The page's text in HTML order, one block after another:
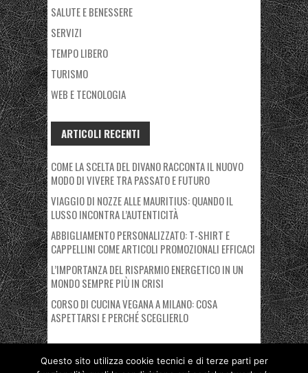
SALUTE E BENESSERE
SERVIZI
TEMPO LIBERO
TURISMO
WEB E TECNOLOGIA
ARTICOLI RECENTI
COME LA SCELTA DEL DIVANO RACCONTA IL NUOVO
MODO DI VIVERE TRA PASSATO E FUTURO
VIAGGIO DI NOZZE ALLE MAURITIUS: QUANDO IL
LUSSO INCONTRA L’AUTENTICITÀ
ABBIGLIAMENTO PERSONALIZZATO: T-SHIRT E
CAPPELLINI COME ARTICOLI PROMOZIONALI EFFICACI
L’IMPORTANZA DEL RISPARMIO ENERGETICO IN UN
MONDO SEMPRE PIÙ IN CRISI
CORSO DI CUCINA VEGANA A MILANO: COSA
ASPETTARSI E PERCHÉ SCEGLIERLO
Questo sito utilizza cookie tecnici e di terze parti per